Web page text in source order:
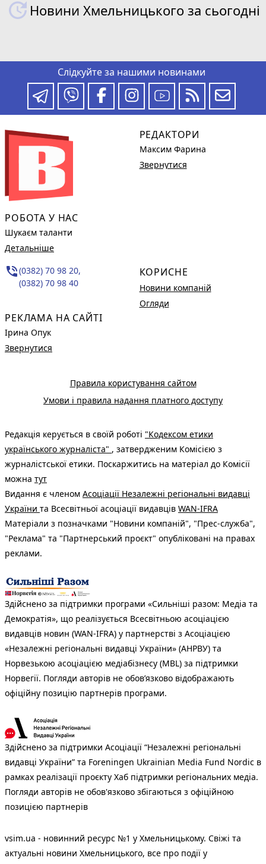
Новини Хмельницького за сьогодні
Слідкуйте за нашими новинами
РОБОТА У НАС
Шукаєм таланти
Детальніше
phone_in_talk(0382) 70 98 20,
(0382) 70 98 40
РЕКЛАМА НА САЙТІ
Ірина Опук
Звернутися
РЕДАКТОРИ
Максим Фарина
Звернутися
КОРИСНЕ
Новини компаній
Огляди
Правила користування сайтом
Умови і правила надання платного доступу
Редакція керується в своїй роботі "Кодексом етики
українського журналіста" , затвердженим Комісією з
журналістської етики. Поскаржитись на матеріал до Комісії
можна тут
Видання є членом Асоціації Незалежні регіональні видавці
України та Всесвітньої асоціації видавців WAN-IFRA
Матеріали з позначками "Новини компаній", "Прес-служба",
"Реклама" та "Партнерський проєкт" опубліковані на правах
реклами.
Здійснено за підтримки програми «Сильніші разом: Медіа та
Демократія», що реалізується Всесвітньою асоціацією
видавців новин (WAN-IFRA) у партнерстві з Асоціацією
«Незалежні регіональні видавці України» (АНРВУ) та
Норвезькою асоціацією медіабізнесу (MBL) за підтримки
Норвегії. Погляди авторів не обов’язково відображають
офіційну позицію партнерів програми.
Здійснено за підтримки Асоціації “Незалежні регіональні
видавці України” та Foreningen Ukrainian Media Fund Nordic в
рамках реалізації проєкту Хаб підтримки регіональних медіа.
Погляди авторів не обов'язково збігаються з офіційною
позицією партнерів
vsim.ua - новинний ресурс №1 у Хмельницькому. Свіжі та
актуальні новини Хмельницького, все про події у